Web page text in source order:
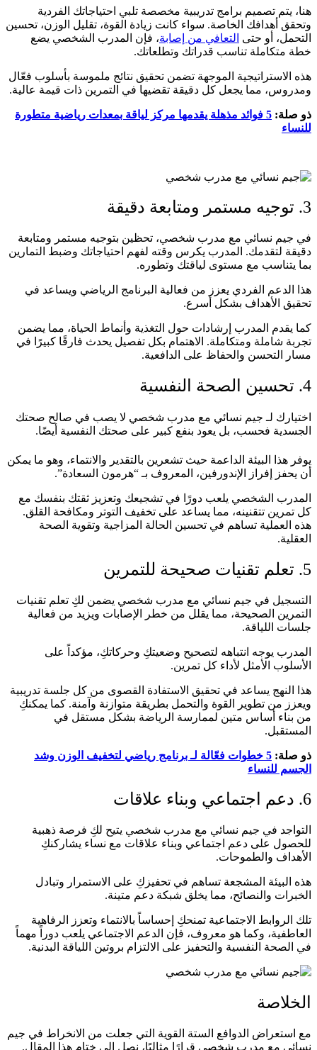
هنا، يتم تصميم برامج تدريبية مخصصة تلبي احتياجاتك الفردية
وتحقق أهدافك الخاصة. سواء كانت زيادة القوة، تقليل الوزن، تحسين
التحمل، أو حتى التعافي من إصابة، فإن المدرب الشخصي يضع
خطة متكاملة تناسب قدراتك وتطلعاتك.
هذه الاستراتيجية الموجهة تضمن تحقيق نتائج ملموسة بأسلوب فعّال
ومدروس، مما يجعل كل دقيقة تقضيها في التمرين ذات قيمة عالية.
ذو صلة:
5 فوائد مذهلة يقدمها مركز لياقة بمعدات رياضية متطورة
للنساء
3. توجيه مستمر ومتابعة دقيقة
في جيم نسائي مع مدرب شخصي، تحظين بتوجيه مستمر ومتابعة
دقيقة لتقدمك. المدرب يكرس وقته لفهم احتياجاتك وضبط التمارين
بما يتناسب مع مستوى لياقتك وتطوره.
هذا الدعم الفردي يعزز من فعالية البرنامج الرياضي ويساعد في
تحقيق الأهداف بشكل أسرع.
كما يقدم المدرب إرشادات حول التغذية وأنماط الحياة، مما يضمن
تجربة شاملة ومتكاملة. الاهتمام بكل تفصيل يحدث فارقًا كبيرًا في
مسار التحسن والحفاظ على الدافعية.
4. تحسين الصحة النفسية
اختيارك لـ جيم نسائي مع مدرب شخصي لا يصب في صالح صحتك
الجسدية فحسب، بل يعود بنفع كبير على صحتك النفسية أيضًا.
يوفر هذا البيئة الداعمة حيث تشعرين بالتقدير والانتماء، وهو ما يمكن
أن يحفز إفراز الإندورفين، المعروف بـ “هرمون السعادة”.
المدرب الشخصي يلعب دورًا في تشجيعك وتعزيز ثقتك بنفسك مع
كل تمرين تتقنينه، مما يساعد على تخفيف التوتر ومكافحة القلق.
هذه العملية تساهم في تحسين الحالة المزاجية وتقوية الصحة
العقلية.
5. تعلم تقنيات صحيحة للتمرين
التسجيل في جيم نسائي مع مدرب شخصي يضمن لكِ تعلم تقنيات
التمرين الصحيحة، مما يقلل من خطر الإصابات ويزيد من فعالية
جلسات اللياقة.
المدرب يوجه انتباهه لتصحيح وضعيتكِ وحركاتكِ، مؤكداً على
الأسلوب الأمثل لأداء كل تمرين.
هذا النهج يساعد في تحقيق الاستفادة القصوى من كل جلسة تدريبية
ويعزز من تطوير القوة والتحمل بطريقة متوازنة وآمنة. كما يمكنكِ
من بناء أساس متين لممارسة الرياضة بشكل مستقل في
المستقبل.
ذو صلة:
5 خطوات فعّالة لـ برنامج رياضي لتخفيف الوزن وشد
الجسم للنساء
6. دعم اجتماعي وبناء علاقات
التواجد في جيم نسائي مع مدرب شخصي يتيح لكِ فرصة ذهبية
للحصول على دعم اجتماعي وبناء علاقات مع نساء يشاركنكِ
الأهداف والطموحات.
هذه البيئة المشجعة تساهم في تحفيزكِ على الاستمرار وتبادل
الخبرات والنصائح، مما يخلق شبكة دعم متينة.
تلك الروابط الاجتماعية تمنحكِ إحساساً بالانتماء وتعزز الرفاهية
العاطفية، وكما هو معروف، فإن الدعم الاجتماعي يلعب دوراً مهماً
في الصحة النفسية والتحفيز على الالتزام بروتين اللياقة البدنية.
الخلاصة
مع استعراض الدوافع الستة القوية التي جعلت من الانخراط في جيم
نسائي مع مدرب شخصي قرارًا مثاليًا، نصل إلى ختام هذا المقال.